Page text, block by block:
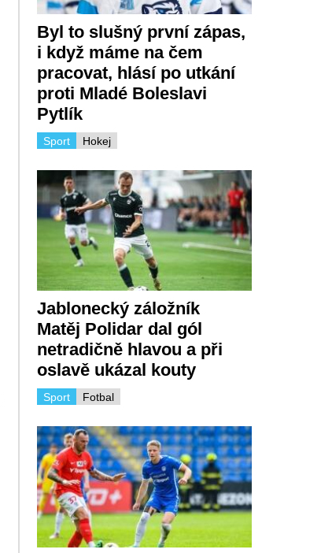
Byl to slušný první zápas,
i když máme na čem
pracovat, hlásí po utkání
proti Mladé Boleslavi
Pytlík
Hokej
Sport
Jablonecký záložník
Matěj Polidar dal gól
netradičně hlavou a při
oslavě ukázal kouty
Fotbal
Sport